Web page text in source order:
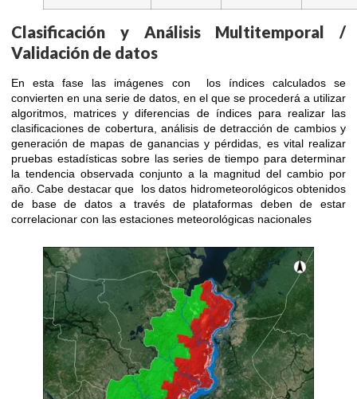
Clasificación y Análisis Multitemporal /
Validación de datos
En esta fase las imágenes con los índices calculados se
convierten en una serie de datos, en el que se procederá a utilizar
algoritmos, matrices y diferencias de índices para realizar las
clasificaciones de cobertura, análisis de detracción de cambios y
generación de mapas de ganancias y pérdidas, es vital realizar
pruebas estadísticas sobre las series de tiempo para determinar
la tendencia observada conjunto a la magnitud del cambio por
año. Cabe destacar que los datos hidrometeorológicos obtenidos
de base de datos a través de plataformas deben de estar
correlacionar con las estaciones meteorológicas nacionales